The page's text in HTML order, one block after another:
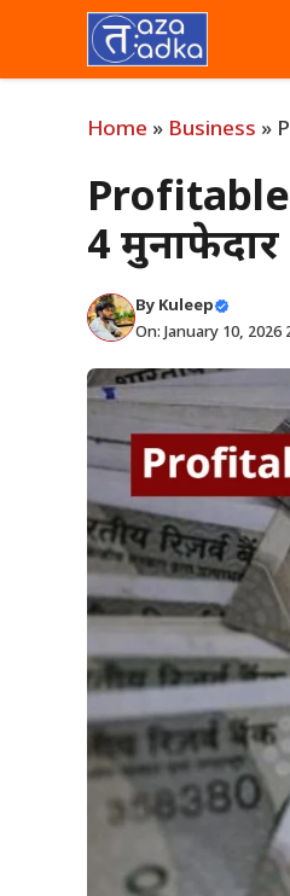
content
Home » Business »
4
By Kuleep
On: January 10, 2026